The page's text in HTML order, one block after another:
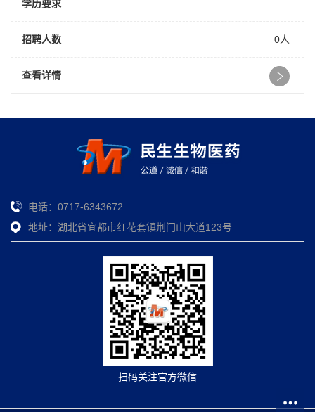
学历要求
招聘人数 0人
查看详情
电话：0717-6343672
地址：湖北省宜都市红花套镇荆门山大道123号
扫码关注官方微信